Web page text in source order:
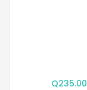
Q235.00